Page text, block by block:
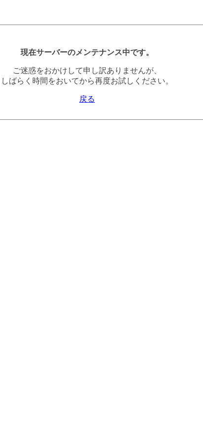
現在サーバーのメンテナンス中です。
ご迷惑をおかけして申し訳ありませんが、
しばらく時間をおいてから再度お試しください。
戻る